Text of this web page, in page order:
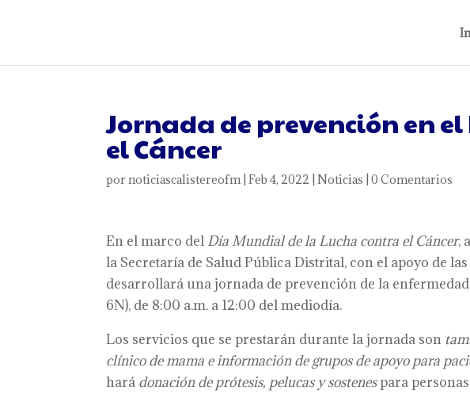
Jornada de prevención en
el Cáncer
pornoticiascalistereofm|Feb 4, 2022 |Noticias |0 Comentarios
En el marco del Día Mundial de la Lucha contra el Cáncer,
la Secretaría de Salud Pública Distrital, con el apoyo de
desarrollará una jornada de prevención de la
6N), de 8:00 a.m. a 12:00 del mediodía.
Los servicios que se prestarán durante la jornada son
clínico de mama e información de grupos de apoyo para
hará donación de prótesis, pelucas y sostenespara